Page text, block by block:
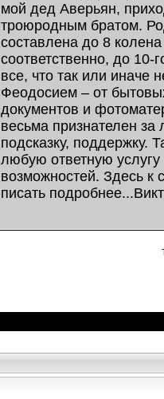
мой дед Аверьян,
троюродным братом.
составлена до 8
соответственно, до 10-
все, что так или иначе
Феодосием – от
документов и
весьма признателен
подсказку, поддержку.
любую ответную
возможностей. Здесь к
писать